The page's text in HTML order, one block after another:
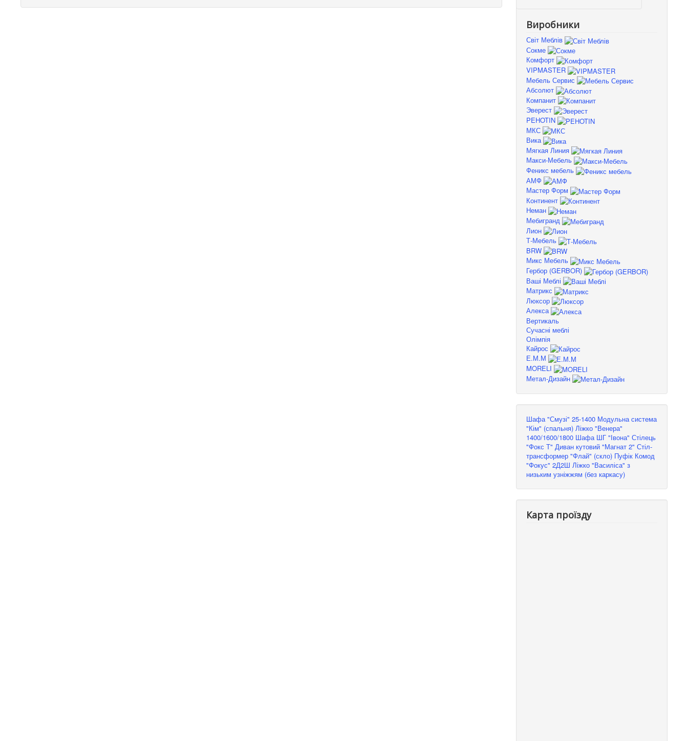
Виробники
Світ Меблів
Сокме
Комфорт
VIPMASTER
Мебель Сервис
Абсолют
Компанит
Эверест
PEHOTIN
МКС
Вика
Мягкая Линия
Макси-Мебель
Феникс мебель
АМФ
Мастер Форм
Континент
Неман
Мебигранд
Лион
Т-Мебель
BRW
Микс Мебель
Гербор (GERBOR)
Ваші Меблі
Матрикс
Люксор
Алекса
Вертикаль
Сучасні меблі
Олімпія
Кайрос
Е.М.М
MORELI
Метал-Дизайн
Шафа "Смузі" 25-1400 Модульна система
"Кім" (спальня) Ліжко "Венера"
1400/1600/1800 Шафа ШГ "Івона" Стілець
"Фокс Т" Диван кутовий "Магнат 2" Стіл-
трансформер "Флай" (скло) Пуфік Комод
"Фокус" 2Д2Ш Ліжко "Василіса" з
низьким узніжжям (без каркасу)
Карта проїзду